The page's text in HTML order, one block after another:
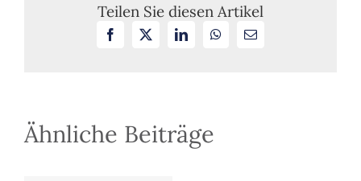
Teilen Sie diesen Artikel
Facebook LinkedInWhatsApp
E-
Ähnliche Beiträge